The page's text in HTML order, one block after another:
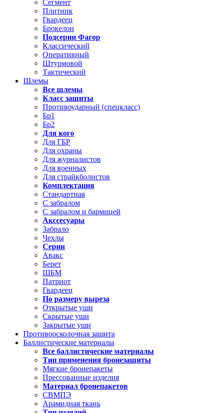
Сегмент
Плитник
Гвардеец
Брокелон
Подсерии Фагор
Классический
Оперативный
Штурмовой
Тактический
Шлемы
Все шлемы
Класс защиты
Противоударный (спецкласс)
Бр1
Бр2
Для кого
Для ГБР
Для охраны
Для журналистов
Для военных
Для страйкболистов
Комплектация
Стандартная
С забралом
С забралом и бармицей
Акссесуары
Забрало
Чехлы
Серии
Авакс
Берет
ШБМ
Патриот
Гвардеец
По размеру выреза
Открытые уши
Скрытые уши
Закрытые уши
Противоосколочная защита
Баллистические материалы
Все баллистические материалы
Тип применения бронезащиты
Мягкие бронепакеты
Прессованные изделия
Материал бронепакетов
СВМПЭ
Арамидная ткань